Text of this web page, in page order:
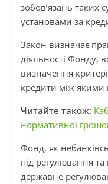
зобов’язань таких
установами за
Закон визначає
діяльності Фонду,
визначення
кредити між якими
Читайте також:
нормативної
Фонд, як
під регулювання
державне